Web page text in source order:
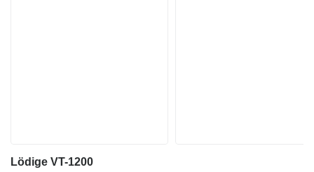
Lödige VT-1200